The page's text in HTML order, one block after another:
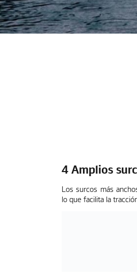
4 Amplios
Los surcos más
lo que facilita la